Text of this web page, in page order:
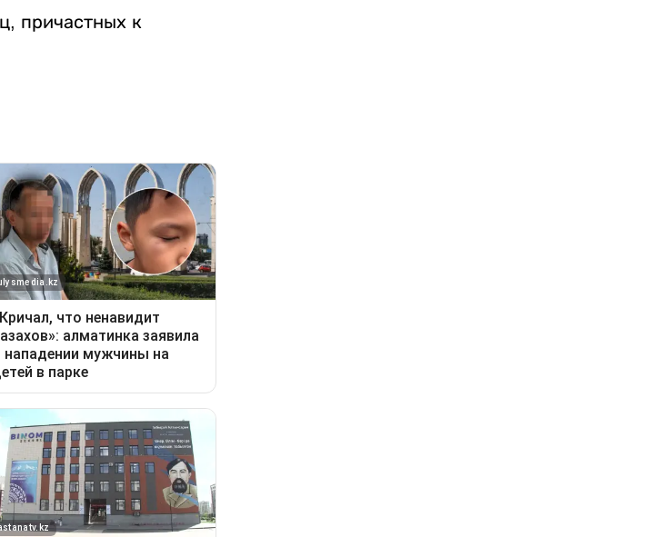
причастных к